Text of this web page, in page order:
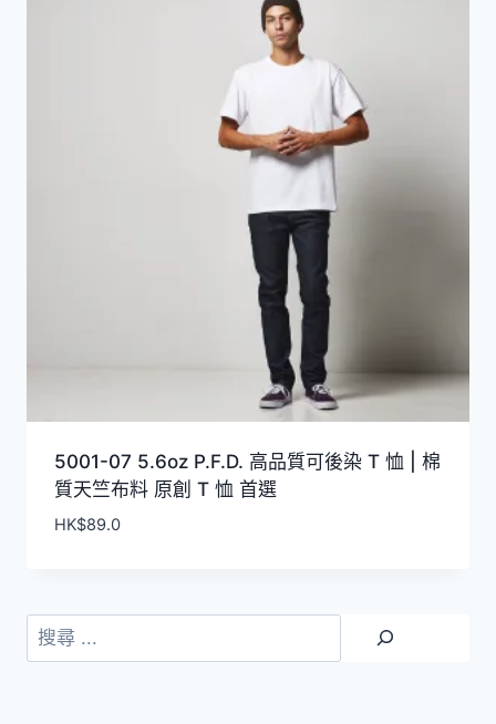
5001-07 5.6oz P.F.D. 高品質可後染 T 恤 | 棉
質天竺布料 原創 T 恤 首選
HK$89.0
搜
尋